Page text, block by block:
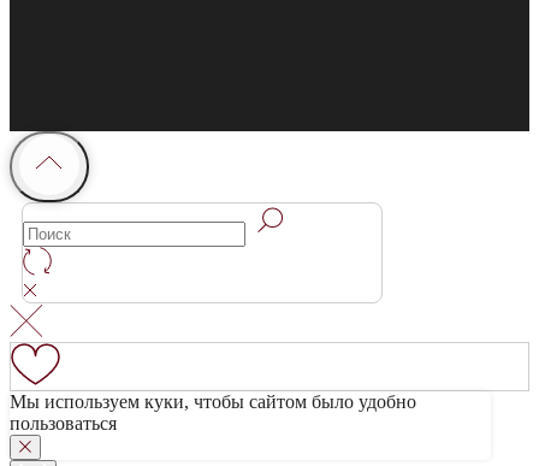
Мы используем куки, чтобы сайтом было удобно
пользоваться